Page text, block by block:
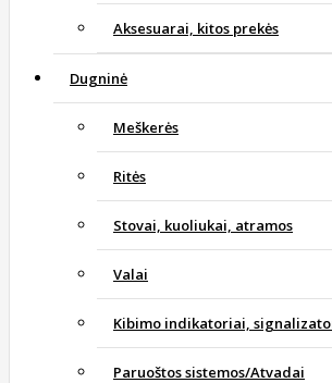
Aksesuarai, kitos prekės
Dugninė
Meškerės
Ritės
Stovai, kuoliukai, atramos
Valai
Kibimo indikatoriai,
Paruoštos sistemos/Atvadai